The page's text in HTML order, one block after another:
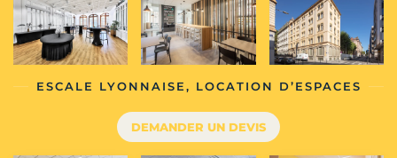
ESCALE LYONNAISE, LOCATION D’ESPACES
DEMANDER UN DEVIS